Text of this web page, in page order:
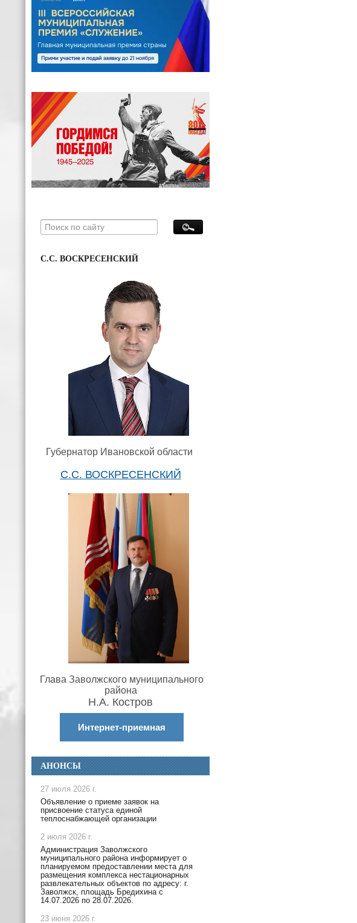
С.С. ВОСКРЕСЕНСКИЙ
Губернатор Ивановской области
С.С. ВОСКРЕСЕНСКИЙ
Глава Заволжского муниципального
района
Н.А. Костров
Интернет-приемная
АНОНСЫ
27 июля 2026 г.
Объявление о приеме заявок на
присвоение статуса единой
теплоснабжающей организации
2 июля 2026 г.
Администрация Заволжского
муниципального района информирует о
планируемом предоставлении места для
размещения комплекса нестационарных
развлекательных объектов по адресу: г.
Заволжск, площадь Бредихина с
14.07.2026 по 28.07.2026.
23 июня 2026 г.